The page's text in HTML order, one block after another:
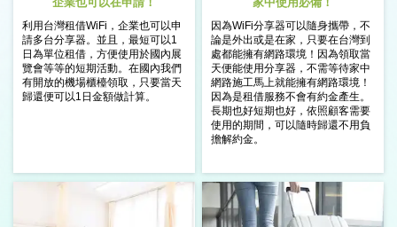
利用台灣租借WiFi，企業也可以申
請多台分享器。 並且，最短可以1
日為單位租借，方便使用於國內展
覽會等等的短期活動。 在國內我們
有開放的機場櫃檯領取， 只要當天
歸還便可以1日金額做計算。
因為WiFi分享器可以隨身攜帶，不
論是外出或是在家，只要在台灣到
處都能擁有網路環境！ 因為領取當
天便能使用分享器，不需等待家中
網路施工馬上就能擁有網路環境！
因為是租借服務不會有約金產生。
長期也好短期也好，依照顧客需要
使用的期間，可以隨時歸還不用負
擔解約金。